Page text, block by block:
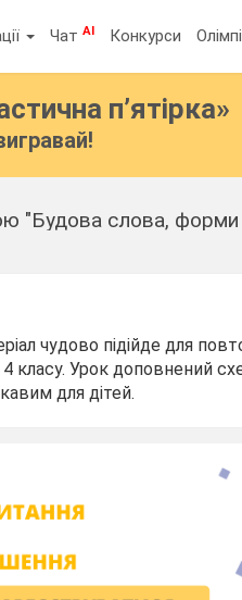
ЧатAI Конкурси
п’ятірка»
"Будова слова, форми
чудово підійде для
класу. Урок доповнений
для дітей.